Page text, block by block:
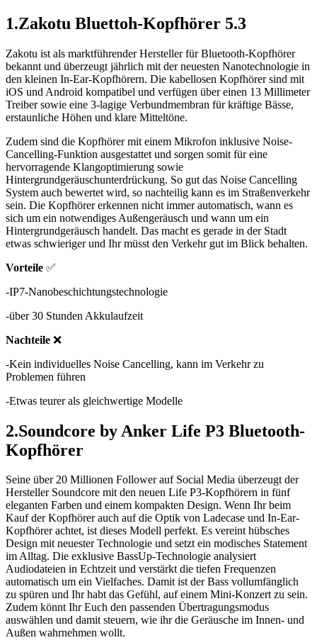
1.Zakotu Bluettoh-Kopfhörer 5.3
Zakotu ist als marktführender Hersteller für Bluetooth-Kopfhörer
bekannt und überzeugt jährlich mit der neuesten Nanotechnologie in
den kleinen In-Ear-Kopfhörern. Die kabellosen Kopfhörer sind mit
iOS und Android kompatibel und verfügen über einen 13 Millimeter
Treiber sowie eine 3-lagige Verbundmembran für kräftige Bässe,
erstaunliche Höhen und klare Mitteltöne.
Zudem sind die Kopfhörer mit einem Mikrofon inklusive Noise-
Cancelling-Funktion ausgestattet und sorgen somit für eine
hervorragende Klangoptimierung sowie
Hintergrundgeräuschunterdrückung. So gut das Noise Cancelling
System auch bewertet wird, so nachteilig kann es im Straßenverkehr
sein. Die Kopfhörer erkennen nicht immer automatisch, wann es
sich um ein notwendiges Außengeräusch und wann um ein
Hintergrundgeräusch handelt. Das macht es gerade in der Stadt
etwas schwieriger und Ihr müsst den Verkehr gut im Blick behalten.
Vorteile ✅
-IP7-Nanobeschichtungstechnologie
-über 30 Stunden Akkulaufzeit
Nachteile ❌
-Kein individuelles Noise Cancelling, kann im Verkehr zu
Problemen führen
-Etwas teurer als gleichwertige Modelle
2.Soundcore by Anker Life P3 Bluetooth-
Kopfhörer
Seine über 20 Millionen Follower auf Social Media überzeugt der
Hersteller Soundcore mit den neuen Life P3-Kopfhörern in fünf
eleganten Farben und einem kompakten Design. Wenn Ihr beim
Kauf der Kopfhörer auch auf die Optik von Ladecase und In-Ear-
Kopfhörer achtet, ist dieses Modell perfekt. Es vereint hübsches
Design mit neuester Technologie und setzt ein modisches Statement
im Alltag. Die exklusive BassUp-Technologie analysiert
Audiodateien in Echtzeit und verstärkt die tiefen Frequenzen
automatisch um ein Vielfaches. Damit ist der Bass vollumfänglich
zu spüren und Ihr habt das Gefühl, auf einem Mini-Konzert zu sein.
Zudem könnt Ihr Euch den passenden Übertragungsmodus
auswählen und damit steuern, wie ihr die Geräusche im Innen- und
Außen wahrnehmen wollt.